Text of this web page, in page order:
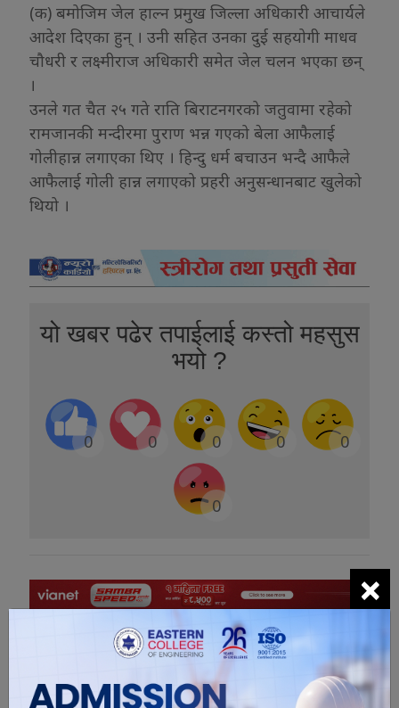
(क) बमोजिम जेल हाल्न प्रमुख जिल्ला अधिकारी आचार्यले
आदेश दिएका हुन् । उनी सहित उनका दुई सहयोगी माधव
चौधरी र लक्ष्मीराज अधिकारी समेत जेल चलन भएका छन्
।
उनले गत चैत २५ गते राति बिराटनगरको जतुवामा रहेको
रामजानकी मन्दीरमा पुराण भन्न गएको बेला आफैलाई
गोलीहान्न लगाएका थिए । हिन्दु धर्म बचाउन भन्दै आफैले
आफैलाई गोली हान्न लगाएको प्रहरी अनुसन्धानबाट खुलेको
थियो ।
यो खबर पढेर तपाईलाई कस्तो महसुस
भयो ?
0 0 0 0 0
0
×